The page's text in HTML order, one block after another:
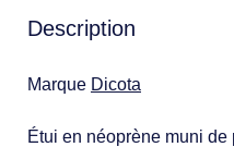
Description
Marque Dicota
Étui en néoprène muni